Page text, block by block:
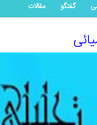
گفتگو مقالات